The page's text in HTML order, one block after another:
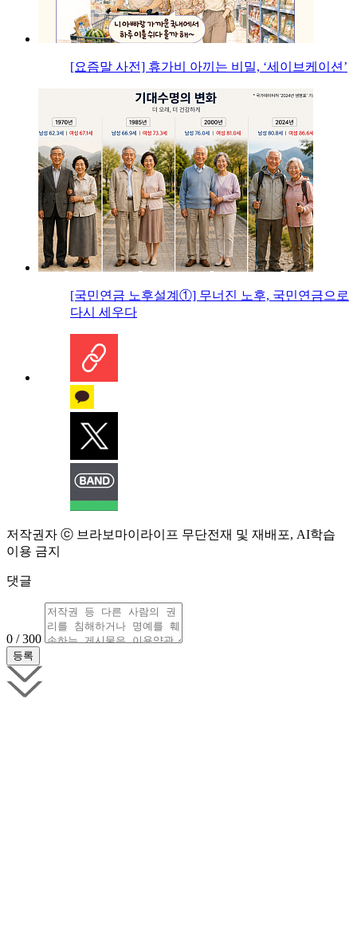
[요즘말 사전] 휴가비 아끼는 비밀, ‘세이브케이션’
[국민연금 노후설계①] 무너진 노후, 국민연금으로
다시 세우다
저작권자 ⓒ 브라보마이라이프 무단전재 및 재배포, AI학습
이용 금지
댓글
0 / 300